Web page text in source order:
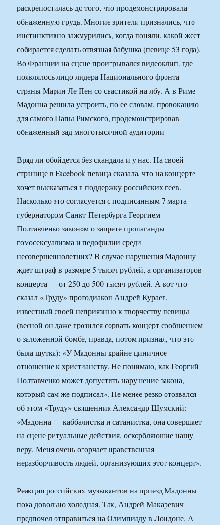
раскрепостилась до того, что продемонстрировала
обнаженную грудь. Многие зрители признались, что
инстинктивно зажмурились, когда поняли, какой жест
собирается сделать отвязная бабушка (певице 53 года).
Во Франции на сцене проигрывался видеоклип, где
появлялось лицо лидера Национального фронта
страны Марин Ле Пен со свастикой на лбу. А в Риме
Мадонна решила устроить, по ее словам, провокацию
для самого Папы Римского, продемонстрировав
обнаженный зад многотысячной аудитории.
Вряд ли обойдется без скандала и у нас. На своей
странице в Facebook певица сказала, что на концерте
хочет высказаться в поддержку российских геев.
Насколько это согласуется с подписанным 7 марта
губернатором Санкт-Петербурга Георгием
Полтавченко законом о запрете пропаганды
гомосексуализма и педофилии среди
несовершеннолетних? В случае нарушения Мадонну
ждет штраф в размере 5 тысяч рублей, а организаторов
концерта — от 250 до 500 тысяч рублей. А вот что
сказал «Труду» протодиакон Андрей Кураев,
известный своей неприязнью к творчеству певицы
(весной он даже грозился сорвать концерт сообщением
о заложенной бомбе, правда, потом признал, что это
была шутка): «У Мадонны крайне циничное
отношение к христианству. Не понимаю, как Георгий
Полтавченко может допустить нарушение закона,
который сам же подписал». Не менее резко отозвался
об этом «Труду» священник Александр Шумский:
«Мадонна — каббалистка и сатанистка, она совершает
на сцене ритуальные действия, оскорбляющие нашу
веру. Меня очень огорчает нравственная
неразборчивость людей, организующих этот концерт».
Реакция российских музыкантов на приезд Мадонны
пока довольно холодная. Так, Андрей Макаревич
предпочел отправиться на Олимпиаду в Лондоне. А